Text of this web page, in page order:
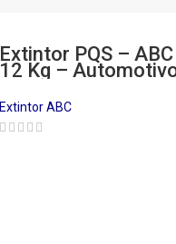
Extintor PQS –
12 Kg –
Garantia de 3 anos
Extintor ABC